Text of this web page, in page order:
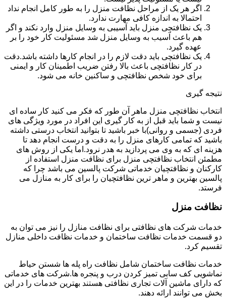
اگر هر یک از مراحل نظافت منزل را به طور کامل انجام نداد
احتمالا به اندازه کافی مهارت ندارد.
یک نظافتچی منزل باید آسیبی به وسایل منزل وارد نکند و اگر
هم باعث آسیب به وسایل منزل شد مسئولیت کار خود را بر
عهده گیرد.
یک نظافتچی باید دقت لازم را در انجام کارها داشته باشد.دقت
در کار نظافتچی باعث بالا رفتن ضریب اطمینان کار و ایمنی
برای خود شخص نظافتچی و ساکنین خانه می شود.
نتیجه گیری
انتخاب نظافتچی منزل ماهر آن طور که فکر می کنید کار ساده ای
نیست و شما باید قبل از به کار گیری این افراد در مورد ویژگی های
فردی (جسمی و روانی)با خبر باشید تا بتوانید انتخاب درستی داشته
باشید که تمامی کارهای منزل را به دقت و درست انجام دهد تا
هزینه ای که به وی می پردازید به هدر نرود.اما یکی از روش های
مطمئن انتخاب نظافتچی منزل برای نظافت منزل استفاده از
کارکنان و نظافتچیان خدماتی شرکت پالسین می باشد چرا که
پالسین بهترین و ماهر ترین نظافتچیان را برای کار به منازل می
فرستد.
نظافت منزل
خدمات شرکت های نظافتی برای نظافت منازل را نیز می توان به
دو قسمت خدمات نظافت ساختمان و خدمات نظافت داخلی منازل
تقسیم کرد.
خدمات نظافت ساختمان شامل نظافت راه پله ها شستن حیاط
نماشویی کف سابی تمیز کردن درب و پنجره ها.شرکت های خدماتی
که دارای ماشین آلات تجاری نظافتی هستند بهترین خدمات را در این
بخش می توانند ارائه دهند.